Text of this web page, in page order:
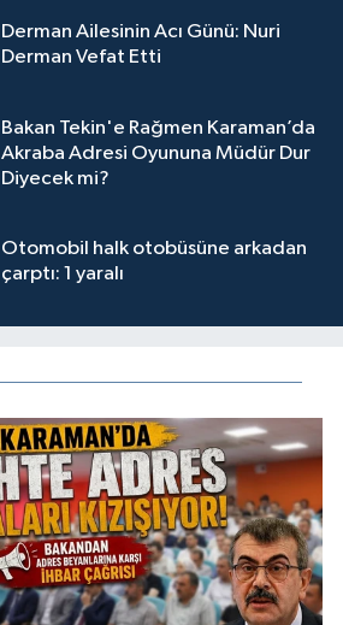
Derman Ailesinin Acı Günü: Nuri
Derman Vefat Etti
Bakan Tekin'e Rağmen Karaman’da
Akraba Adresi Oyununa Müdür Dur
Diyecek mi?
Otomobil halk otobüsüne arkadan
çarptı: 1 yaralı